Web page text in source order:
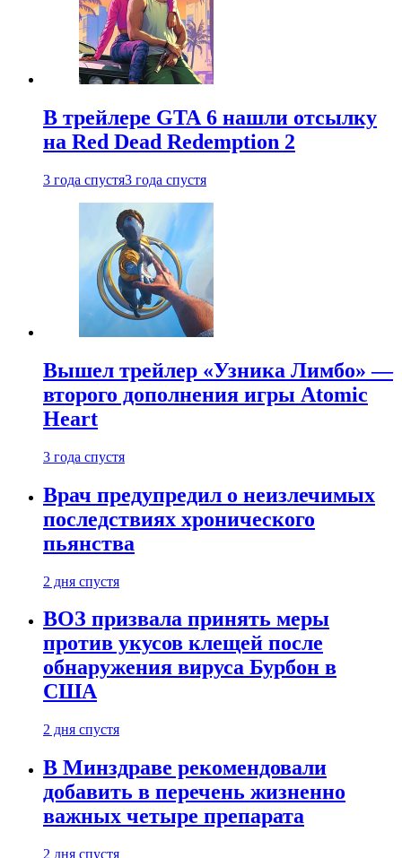
В трейлере GTA 6 нашли отсылку
на Red Dead Redemption 2
3 года спустя3 года спустя
Вышел трейлер «Узника Лимбо» —
второго дополнения игры Atomic
Heart
3 года спустя
Врач предупредил о неизлечимых
последствиях хронического
пьянства
2 дня спустя
ВОЗ призвала принять меры
против укусов клещей после
обнаружения вируса Бурбон в
США
2 дня спустя
В Минздраве рекомендовали
добавить в перечень жизненно
важных четыре препарата
2 дня спустя